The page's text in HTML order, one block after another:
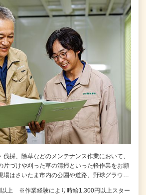
伐採、除草などのメンテナンス作業において、
片づけや刈った草の清掃といった軽作業をお願
場はさいたま市内の公園や道路、野球グラウ…
以上 ※作業経験により時給1,300円以上スター